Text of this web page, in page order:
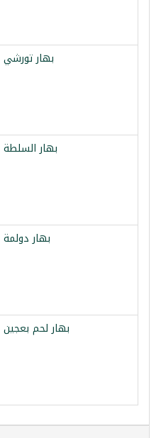
بهار تورشي
بهار السلطة
بهار دولمة
بهار لحم بعجين